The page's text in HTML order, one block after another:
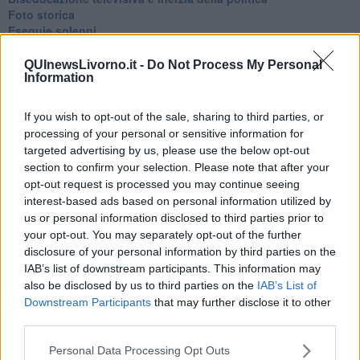
QUInewsLivorno.it - Do Not Process My Personal
Information
If you wish to opt-out of the sale, sharing to third parties, or
processing of your personal or sensitive information for
targeted advertising by us, please use the below opt-out
section to confirm your selection. Please note that after your
opt-out request is processed you may continue seeing
interest-based ads based on personal information utilized by
us or personal information disclosed to third parties prior to
your opt-out. You may separately opt-out of the further
disclosure of your personal information by third parties on the
IAB’s list of downstream participants. This information may
also be disclosed by us to third parties on the IAB’s List of
Downstream Participants that may further disclose it to other
Personal Data Processing Opt Outs
Foto storica
Esequie solenni
Teste calde
Non avere e non essere
Da Capodanno a Carnevale
Schizzi di fango
Sor-riso amaro
Fine anno al ristorante
La festa di Capodanno
Natale 2024
Re e regnanti
A noi interessa il dito non la luna
Come rubare allo stato e vivere felici
Una performance
Il compagno
​Io (allo specchio)
Tramonto
Il giorno dei saldi